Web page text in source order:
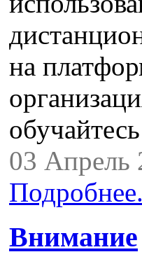
на
03 Апрель
Внимание